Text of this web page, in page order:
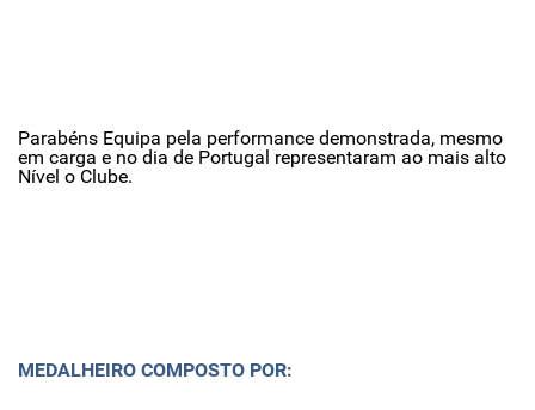
Parabéns Equipa pela performance demonstrada, mesmo
em carga e no dia de Portugal representaram ao mais alto
Nível o Clube.
MEDALHEIRO COMPOSTO POR: